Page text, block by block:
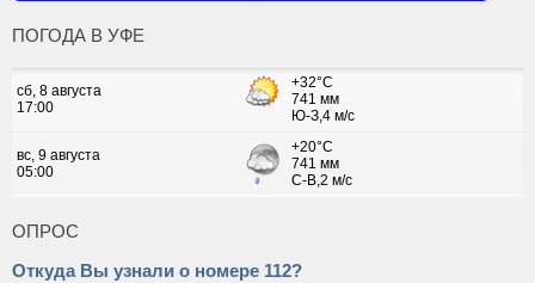
ПОГОДА В УФЕ
ОПРОС
Откуда Вы узнали о номере 112?